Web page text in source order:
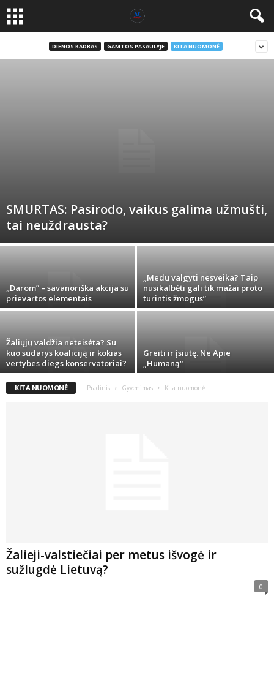
DIENOS KADRAS GAMTOS PASAULYJE KITA NUOMONĖ
SMURTAS: Pasirodo, vaikus galima užmušti,
tai neuždrausta?
„Darom” – savanoriška akcija su
prievartos elementais
„Medų valgyti nesveika? Taip
nusikalbėti gali tik mažai proto
turintis žmogus”
Žaliųjų valdžia neteisėta? Su
kuo sudarys koaliciją ir kokias
vertybes diegs konservatoriai?
Greiti ir įsiutę. Ne Apie
„Humaną“
KITA NUOMONĖ Pradinis Gyvenimas Kita nuomonė
Žalieji-valstiečiai per metus išvogė ir
sužlugdė Lietuvą?
0